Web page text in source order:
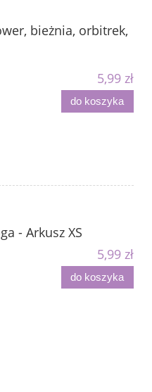
bieżnia, orbitrek,
5,99 zł
do koszyka
- Arkusz XS
5,99 zł
do koszyka